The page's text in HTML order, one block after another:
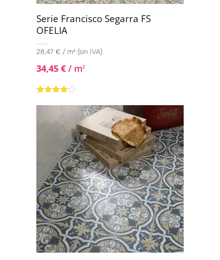
Serie Francisco Segarra FS
OFELIA
28,47 € / m² (sin IVA)
34,45 € / m2
con4.00